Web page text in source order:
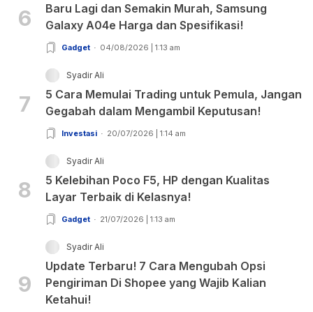
6
Baru Lagi dan Semakin Murah, Samsung
Galaxy A04e Harga dan Spesifikasi!
Gadget 04/08/2026 | 1:13 am
7
Syadir Ali
5 Cara Memulai Trading untuk Pemula, Jangan
Gegabah dalam Mengambil Keputusan!
Investasi 20/07/2026 | 1:14 am
8
Syadir Ali
5 Kelebihan Poco F5, HP dengan Kualitas
Layar Terbaik di Kelasnya!
Gadget 21/07/2026 | 1:13 am
9
Syadir Ali
Update Terbaru! 7 Cara Mengubah Opsi
Pengiriman Di Shopee yang Wajib Kalian
Ketahui!